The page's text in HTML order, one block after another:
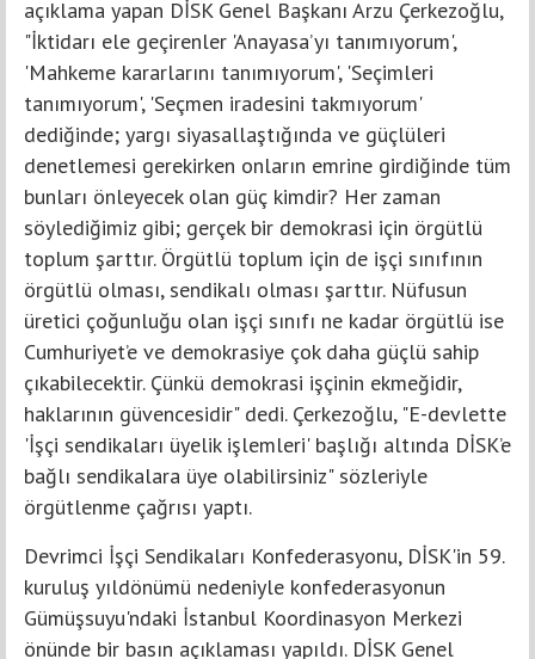
açıklama yapan DİSK Genel Başkanı Arzu Çerkezoğlu,
"İktidarı ele geçirenler 'Anayasa’yı tanımıyorum',
'Mahkeme kararlarını tanımıyorum', 'Seçimleri
tanımıyorum', 'Seçmen iradesini takmıyorum'
dediğinde; yargı siyasallaştığında ve güçlüleri
denetlemesi gerekirken onların emrine girdiğinde tüm
bunları önleyecek olan güç kimdir? Her zaman
söylediğimiz gibi; gerçek bir demokrasi için örgütlü
toplum şarttır. Örgütlü toplum için de işçi sınıfının
örgütlü olması, sendikalı olması şarttır. Nüfusun
üretici çoğunluğu olan işçi sınıfı ne kadar örgütlü ise
Cumhuriyet’e ve demokrasiye çok daha güçlü sahip
çıkabilecektir. Çünkü demokrasi işçinin ekmeğidir,
haklarının güvencesidir" dedi. Çerkezoğlu, "E-devlette
'İşçi sendikaları üyelik işlemleri' başlığı altında DİSK’e
bağlı sendikalara üye olabilirsiniz" sözleriyle
örgütlenme çağrısı yaptı.
Devrimci İşçi Sendikaları Konfederasyonu, DİSK'in 59.
kuruluş yıldönümü nedeniyle konfederasyonun
Gümüşsuyu'ndaki İstanbul Koordinasyon Merkezi
önünde bir basın açıklaması yapıldı. DİSK Genel